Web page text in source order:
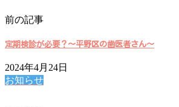
前の記事
定期検診が必要？～平野区の歯医者さん～
2024年4月24日
お知らせ